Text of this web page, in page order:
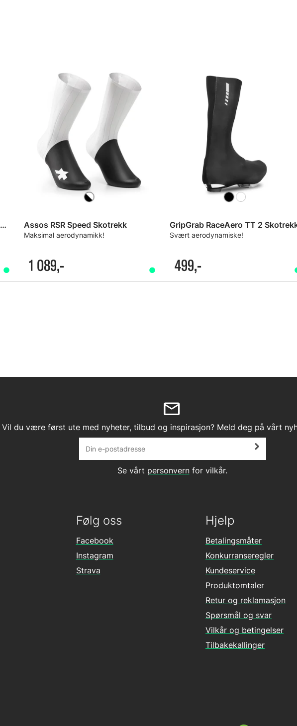
Assos RSR Spring/Fall Speed Skotrekk Assos RSR Speed Skotrekk
Maksimal aerodynamikk!
1 089,-
GripGrab RaceAero TT 2
Svært aerodynamiske!
499,-
Vil du være først ute med nyheter, tilbud og inspirasjon? Meld deg på vårt
Se vårt personvernfor vilkår.
Følg oss
Facebook
Instagram
Strava
Hjelp
Betalingsmåter
Konkurranseregler
Kundeservice
Produktomtaler
Retur og reklamasjon
Spørsmål og svar
Vilkår og betingelser
Tilbakekallinger